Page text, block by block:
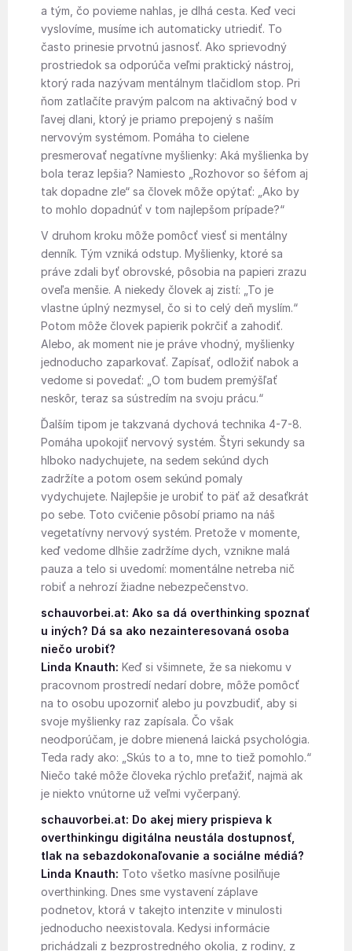
a tým, čo povieme nahlas, je dlhá cesta. Keď veci
vyslovíme, musíme ich automaticky utriediť. To
často prinesie prvotnú jasnosť. Ako sprievodný
prostriedok sa odporúča veľmi praktický nástroj,
ktorý rada nazývam mentálnym tlačidlom stop. Pri
ňom zatlačíte pravým palcom na aktivačný bod v
ľavej dlani, ktorý je priamo prepojený s naším
nervovým systémom. Pomáha to cielene
presmerovať negatívne myšlienky: Aká myšlienka by
bola teraz lepšia? Namiesto „Rozhovor so šéfom aj
tak dopadne zle“ sa človek môže opýtať: „Ako by
to mohlo dopadnúť v tom najlepšom prípade?“
V druhom kroku môže pomôcť viesť si mentálny
denník. Tým vzniká odstup. Myšlienky, ktoré sa
práve zdali byť obrovské, pôsobia na papieri zrazu
oveľa menšie. A niekedy človek aj zistí: „To je
vlastne úplný nezmysel, čo si to celý deň myslím.“
Potom môže človek papierik pokrčiť a zahodiť.
Alebo, ak moment nie je práve vhodný, myšlienky
jednoducho zaparkovať. Zapísať, odložiť nabok a
vedome si povedať: „O tom budem premýšľať
neskôr, teraz sa sústredím na svoju prácu.“
Ďalším tipom je takzvaná dychová technika 4-7-8.
Pomáha upokojiť nervový systém. Štyri sekundy sa
hlboko nadychujete, na sedem sekúnd dych
zadržíte a potom osem sekúnd pomaly
vydychujete. Najlepšie je urobiť to päť až desaťkrát
po sebe. Toto cvičenie pôsobí priamo na náš
vegetatívny nervový systém. Pretože v momente,
keď vedome dlhšie zadržíme dych, vznikne malá
pauza a telo si uvedomí: momentálne netreba nič
robiť a nehrozí žiadne nebezpečenstvo.
schauvorbei.at: Ako sa dá overthinking spoznať
u iných? Dá sa ako nezainteresovaná osoba
niečo urobiť?
Linda Knauth: Keď si všimnete, že sa niekomu v
pracovnom prostredí nedarí dobre, môže pomôcť
na to osobu upozorniť alebo ju povzbudiť, aby si
svoje myšlienky raz zapísala. Čo však
neodporúčam, je dobre mienená laická psychológia.
Teda rady ako: „Skús to a to, mne to tiež pomohlo.“
Niečo také môže človeka rýchlo preťažiť, najmä ak
je niekto vnútorne už veľmi vyčerpaný.
schauvorbei.at: Do akej miery prispieva k
overthinkingu digitálna neustála dostupnosť,
tlak na sebazdokonaľovanie a sociálne médiá?
Linda Knauth: Toto všetko masívne posilňuje
overthinking. Dnes sme vystavení záplave
podnetov, ktorá v takejto intenzite v minulosti
jednoducho neexistovala. Kedysi informácie
prichádzali z bezprostredného okolia, z rodiny, z